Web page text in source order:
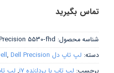
تماس بگیرید
شناسه محصول: 5530-fhd
دسته: لپ تاپ دل Dell , Dell Precision